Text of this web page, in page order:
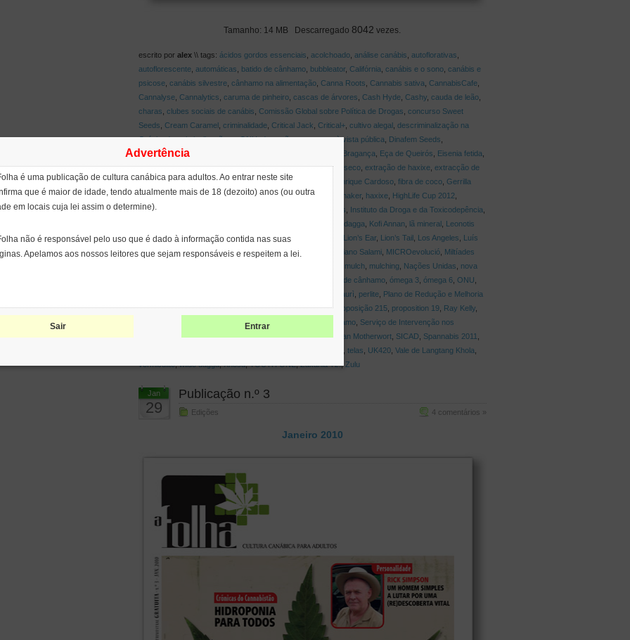
Tamanho: 14 MB Descarregado 8042 vezes.
escrito por alex\\ tags: ácidos gordos essenciais acolchoado, análise canábis autoflorativas
autoflorescente, automáticas batido de cânhamo, bubbleator, Califórnia canábis e o sono, canábis e
psicose, canábis silvestre, cânhamo na alimentação, Canna Roots Cannabis sativa CannabisCafe,
Cannalyse, Cannalytics caruma de pinheiro, cascas de árvores Cash Hyde, Cashy, cauda de leão,
charas clubes sociais de canábis Comissão Global sobre Política de Drogas concurso Sweet
Seeds
Cream Caramel, criminalidade, Critical Jack Critical+, cultivo alegal, descriminalização na
Grécia,descriminalização na ONU,detenções por posse à vista pública Dinafem Seeds
dispensários de canábis medicinal
Duarte Pio de Bragança Eça de Queirós Eisenia fetida
Elevador da Glória,ervilheiras,extração a água,extração a seco, extração de haxixe, extracção de
haxixe,extratores de rede portáteis,faveiras, Fernando Henrique Cardoso, fibra de coco, Gerrilla
Gusto,Grécia despenalização,guerrilha, Hachisch, Hash Shaker, haxixe, HighLife Cup 2012
Honeyweed
insónias Instituto da Droga e da Toxicodepência
klip dagga Kofi Annan lã mineral, Leonotis
leonurus,Leonotis nepetifolia,leonurina ,Leonurus sibiricus Lion’s Ear, Lion’s Tail, Los Angeles
Luís
Hidalgo,luzerna,manicura,manicure,marihuanilla Massimiliano Salami, MICROevolució, Miltíades
mosca do solo mulch mulching Nações Unidas
nova
óleo de cânhamo, ómega 3, ómega 6, ONU
Pep Saurì perlite, Plano de Redução e Melhoria
da Administração Central,Pollinator,PREMAC,proibição, Proposição 215, proposition 19, Ray Kelly,
Run From the Cure , sementes de cânhamo, Serviço de Intervenção nos
Comportamentos Aditivos e Dependências,shandilay,Siberian Motherwort, SICAD Spannabis 2011
telas UK420, Vale de Langtang Khola
vermiculite,wilde dagga,Xhosa,YOUTH ONE,Zakahia Tz., Zulu
Jan
29
Publicação n.º 3
Edições 4 comentários »
Janeiro 2010
Advertência
é uma publicação de cultura canábica para adultos. Ao entrar neste site
que é maior de idade, tendo atualmente mais de 18 (dezoito) anos (ou outra
em locais cuja lei assim o determine).
não é responsável pelo uso que é dado à informação contida nas suas
Apelamos aos nossos leitores que sejam responsáveis e respeitem a lei.
Sair Entrar